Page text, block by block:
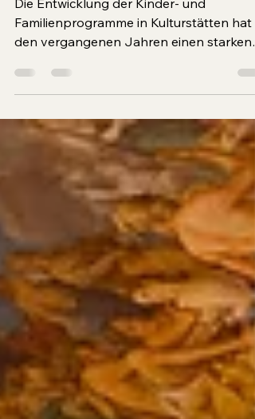
Programme für
Kulturbegeisterte von
morgen
Familienprogramme in Kulturstätten hat
den vergangenen Jahren einen starken
Aufschwung genommen. Schloss
Esterházy, Burg Forchtenstein, Schloss
Lackenbach und der Steinbruch St.
Margarethen bieten über das Jahr rund
200 Veranstaltungen speziell für diese
Zielgruppe an – mit wechselnden
Schwerpunkten und zu aktuellen